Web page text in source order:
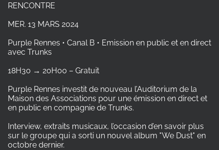
RENCONTRE
MER. 13 MARS 2024
Purple Rennes • Canal B • Emission en public et en direct
avec Trunks
18H30 → 20H00 – Gratuit
Purple Rennes investit de nouveau l’Auditorium de la
Maison des Associations pour une émission en direct et
en public en compagnie de Trunks.
Interview, extraits musicaux, l’occasion d’en savoir plus
sur le groupe qui a sorti un nouvel album "We Dust" en
octobre dernier.